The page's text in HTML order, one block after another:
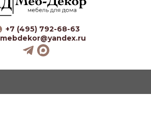
+7 (495) 792-68-63
mebdekor@yandex.ru